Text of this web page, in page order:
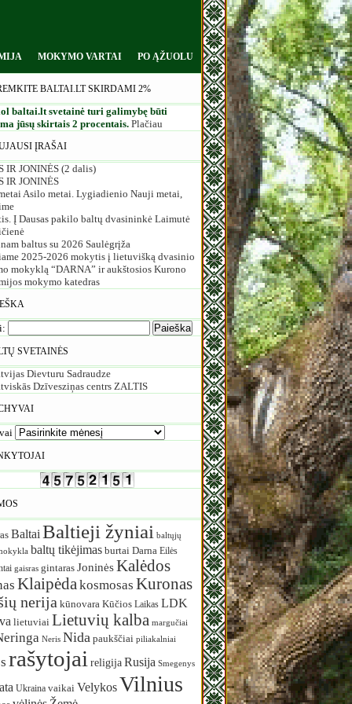
MOKYMO VARTAI PO ĄŽUOLU
BALTAI.LT SKIRDAMI 2%
baltai.lt svetainė turi galimybę būti
jūsų skirtais 2 procentais. Plačiau
ĮRAŠAI
IR JONINĖS (2 dalis)
IR JONINĖS
Asilo metai. Lygiadienio Nauji metai,
Į Dausas pakilo baltų dvasininkė Laimutė
baltus su 2026 Saulėgrįža
2025-2026 mokytis į lietuvišką dvasinio
mokyklą “DARNA” ir aukštosios Kurono
mokymo katedras
SVETAINĖS
Dievturu Sadraudze
Dzīvesziņas centrs ZALTIS
Baltai Baltieji žyniai baltųjų
baltų tikėjimas burtai Darna Eilės
gaisras gintaras JoninėsKalėdos
Klaipėda kosmosas Kuronas
nerija kūnovara Kūčios Laikas LDK
lietuviai Lietuvių kalba margučiai
Neris Nida paukščiai piliakalniai
rašytojai religijaRusija Smegenys
Ukraina vaikai VelykosVilnius